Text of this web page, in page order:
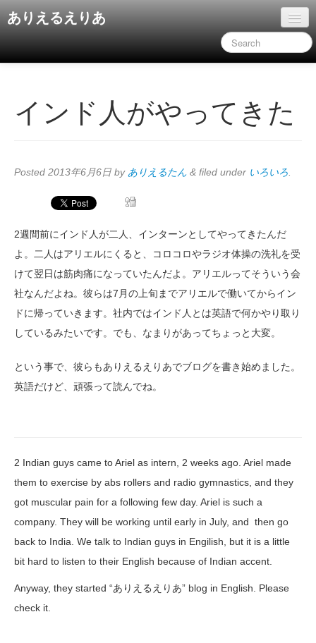
ありえるえりあ
旧コンテンツ
インド人がやってきた
Posted 2013年6月6日 by ありえるたん & filed under いろいろ
2週間前にインド人が二人、インターンとしてやってきたんだ
よ。二人はアリエルにくると、コロコロやラジオ体操の洗礼を受
けて翌日は筋肉痛になっていたんだよ。アリエルってそういう会
社なんだよね。彼らは7月の上旬までアリエルで働いてからイン
ドに帰っていきます。社内ではインド人とは英語で何かやり取り
しているみたいです。でも、なまりがあってちょっと大変。
という事で、彼らもありえるえりあでブログを書き始めました。
英語だけど、頑張って読んでね。
2 Indian guys came to Ariel as intern, 2 weeks ago. Ariel made
them to exercise by abs rollers and radio gymnastics, and they
got muscular pain for a following few day. Ariel is such a
company. They will be working until early in July, and then go
back to India. We talk to Indian guys in Engilish, but it is a little
bit hard to listen to their English because of Indian accent.
Anyway, they started “ありえるえりあ” blog in English. Please
check it.